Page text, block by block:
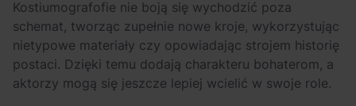
Kostiumografofie nie boją się wychodzić poza
schemat, tworząc zupełnie nowe kroje, wykorzystując
nietypowe materiały czy opowiadając strojem historię
postaci. Dzięki temu dodają charakteru bohaterom, a
aktorzy mogą się jeszcze lepiej wcielić w swoje role.